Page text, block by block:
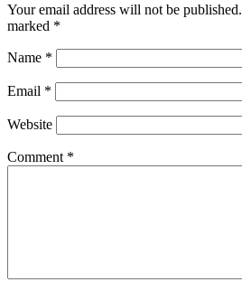
Your email address will not be published.
marked *
Name *
Email *
Website
Comment *